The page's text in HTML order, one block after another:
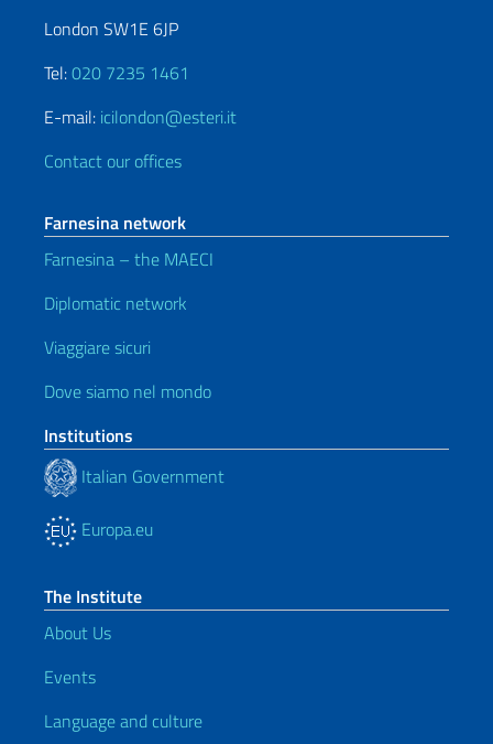
London SW1E 6JP
Tel:020 7235 1461
E-mail: icilondon@esteri.it
Contact our offices
Farnesina network
Farnesina – the MAECI
Diplomatic network
Viaggiare sicuri
Dove siamo nel mondo
Institutions
Italian Government
Europa.eu
The Institute
About Us
Events
Language and culture